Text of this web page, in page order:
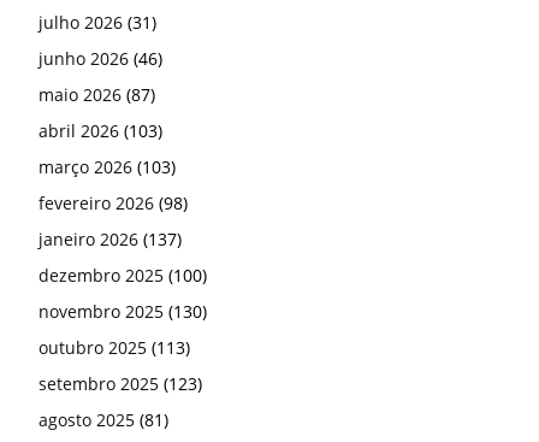
julho 2026 (31)
junho 2026 (46)
maio 2026 (87)
abril 2026 (103)
março 2026 (103)
fevereiro 2026 (98)
janeiro 2026 (137)
dezembro 2025 (100)
novembro 2025 (130)
outubro 2025 (113)
setembro 2025 (123)
agosto 2025 (81)